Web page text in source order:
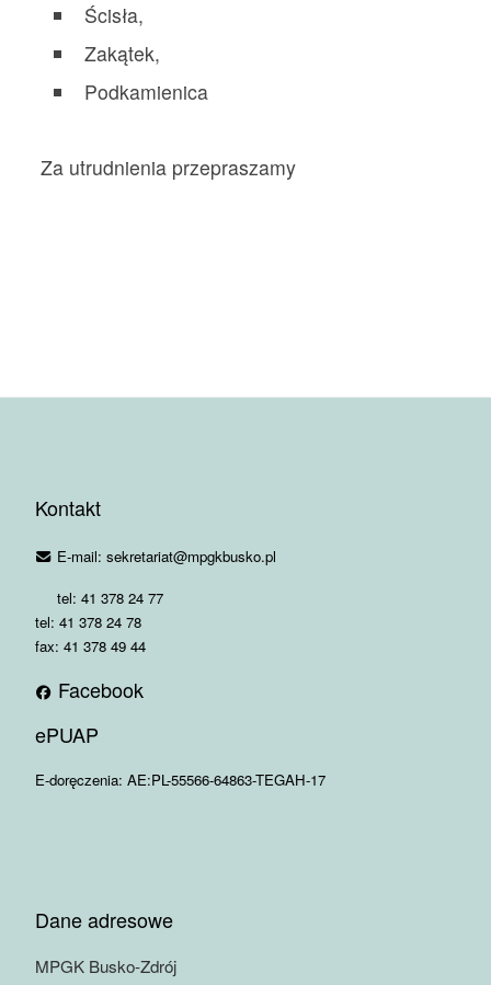
Ścisła,
Zakątek,
Podkamienica
Za utrudnienia przepraszamy
Kontakt
E-mail: sekretariat@mpgkbusko.pl
tel: 41 378 24 77
tel: 41 378 24 78
fax: 41 378 49 44
Facebook
ePUAP
E-doręczenia: AE:PL-55566-64863-TEGAH-17
Dane adresowe
MPGK Busko-Zdrój